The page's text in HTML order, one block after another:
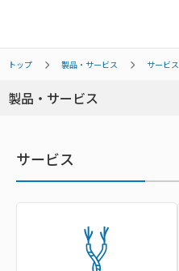
トップ 製品・サービス サービス
製品・サービス
サービス